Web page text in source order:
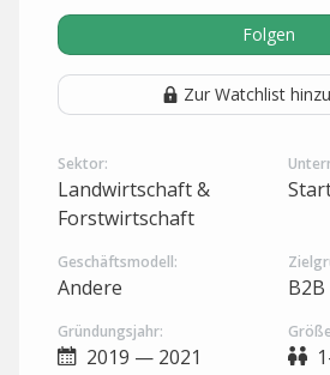
Folgen
Zur Watchlist
Sektor:
Landwirtschaft &
Forstwirtschaft
Geschäftsmodell:
Andere B2B
Gründungsjahr:
2019 — 2021